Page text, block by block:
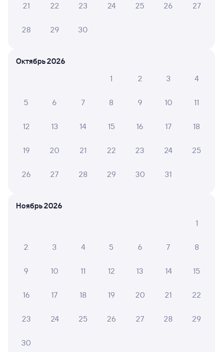
Онлайн-покупка за 4 минуты
Онлайн-возврат билетов без очереди в кассу
Выбор любимых мест на схемах вагонов
покупке
Нет рейсов по этому маршруту
Измените место отправления или прибытия, либо
Путешественникам нравятся эти варианты
9,7
Гостевой дом
3 ⁠581 ⁠₽
Коттеджи, дома
21 22 23 24 25 26 27
28 29 30
Октябрь 2026
1
2 3 4
5 6 7 8 9 10 11
12 13 14 15 16 17 18
19 20 21 22 23 24 25
26 27 28 29 30 31
Ноябрь 2026
1
2 3 4 5 6 7 8
9 10 11 12 13 14 15
16 17 18 19 20 21 22
23 24 25 26 27 28 29
30